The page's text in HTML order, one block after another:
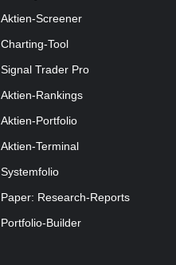
Aktien-Screener
Charting-Tool
Signal Trader Pro
Aktien-Rankings
Aktien-Portfolio
Aktien-Terminal
Systemfolio
Paper: Research-Reports
Portfolio-Builder